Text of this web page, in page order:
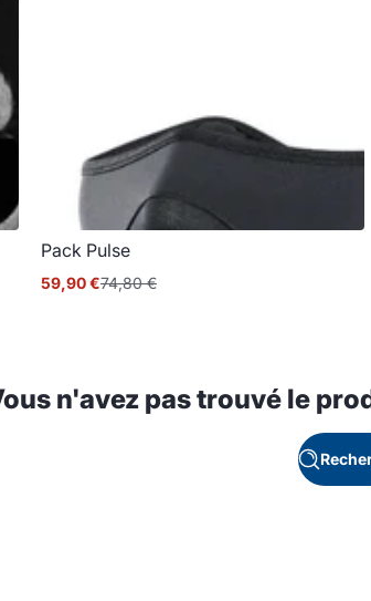
Pack Pulse
Prix
59,90 €
Prix
74,80 €
n'avez pas trouvé le